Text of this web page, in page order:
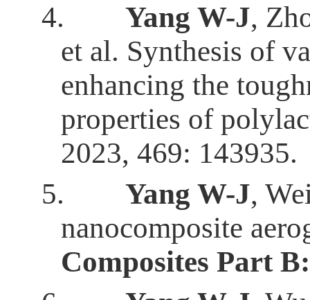
4.
Yang W-J,
et al. Synthesis of
enhancing the
properties of
2023, 469: 143935.
5.
Yang W-J,
nanocomposite
Composites Part